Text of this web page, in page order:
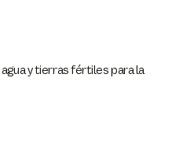
agua y tierras fértiles para la